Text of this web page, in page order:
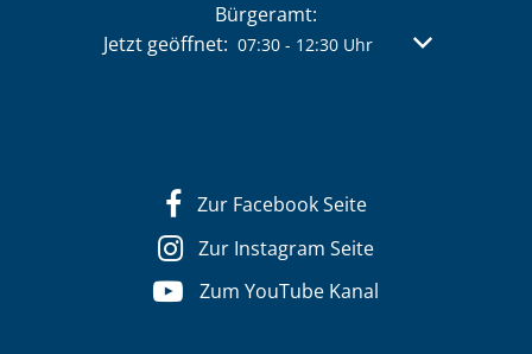
Bürgeramt:
Klicken, um weitere Öffnungs- oder
Jetzt geöffnet: 07:30- 12:30Uhr Von 07:30
Zur Facebook Seite
Zur Instagram Seite
Zum YouTube Kanal